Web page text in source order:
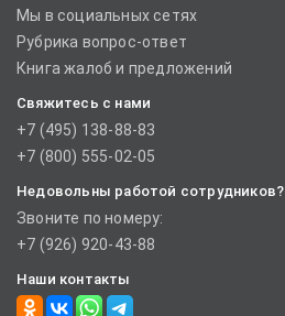
Мы в социальных сетях
Рубрика вопрос-ответ
Книга жалоб и предложений
Свяжитесь с нами
+7 (495) 138-88-83
+7 (800) 555-02-05
Недовольны работой сотрудников?
Звоните по номеру:
+7 (926) 920-43-88
Наши контакты